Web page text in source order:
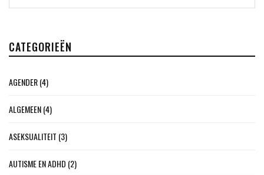
CATEGORIEËN
AGENDER(4)
ALGEMEEN(4)
ASEKSUALITEIT (3)
AUTISME EN ADHD (2)